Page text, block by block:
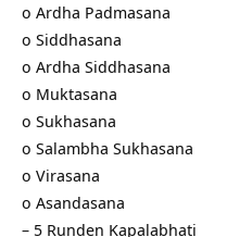
o Ardha Padmasana
o Siddhasana
o Ardha Siddhasana
o Muktasana
o Sukhasana
o Salambha Sukhasana
o Virasana
o Asandasana
– 5 Runden Kapalabhati